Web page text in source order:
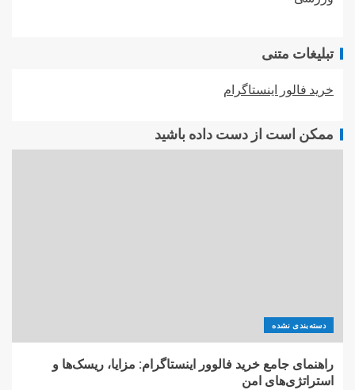
تبلیغات متنی
خرید فالور اینستاگرام
ممکن است از دست داده باشید
دسته‌بندی نشده
راهنمای جامع خرید فالوور اینستاگرام: مزایا، ریسک‌ها و
استراتژی‌های امن